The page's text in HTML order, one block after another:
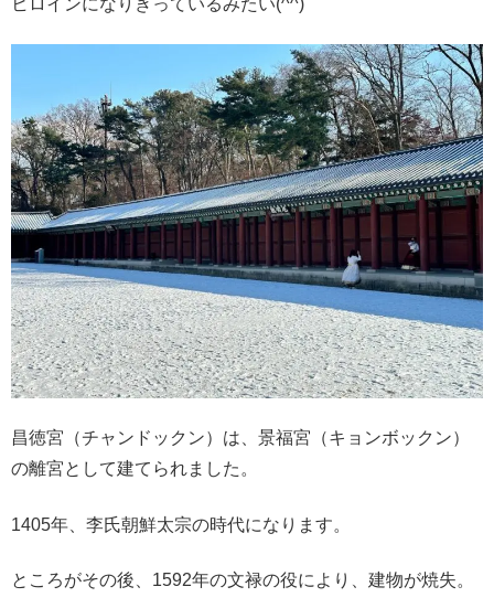
昌徳宮（チャンドックン）は、景福宮（キョンボックン）
の離宮として建てられました。
1405年、李氏朝鮮太宗の時代になります。
ところがその後、1592年の文禄の役により、建物が焼失。